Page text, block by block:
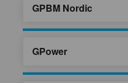
GPBM Nordic
GPower